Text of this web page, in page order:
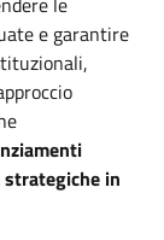
e garantire
in